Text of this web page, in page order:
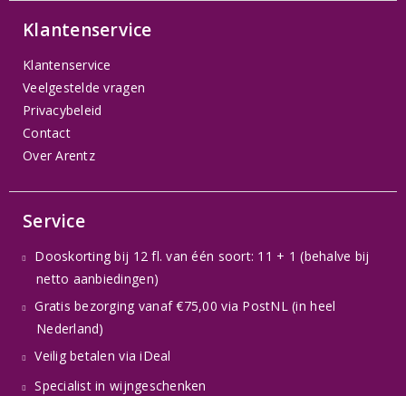
Klantenservice
Klantenservice
Veelgestelde vragen
Privacybeleid
Contact
Over Arentz
Service
Dooskorting bij 12 fl. van één soort: 11 + 1 (behalve bij
netto aanbiedingen)
Gratis bezorging vanaf €75,00 via PostNL (in heel
Nederland)
Veilig betalen via iDeal
Specialist in wijngeschenken